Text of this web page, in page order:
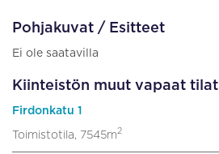
Pohjakuvat / Esitteet
Ei ole saatavilla
Kiinteistön muut vapaat tilat
Firdonkatu 1
Toimistotila, 7545m2